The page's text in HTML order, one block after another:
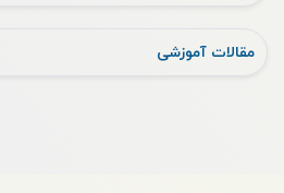
مقالات آموزشی